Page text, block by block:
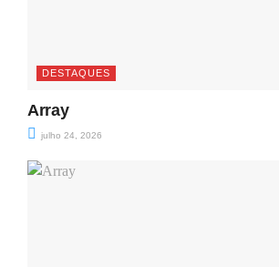
DESTAQUES
Array
julho 24, 2026